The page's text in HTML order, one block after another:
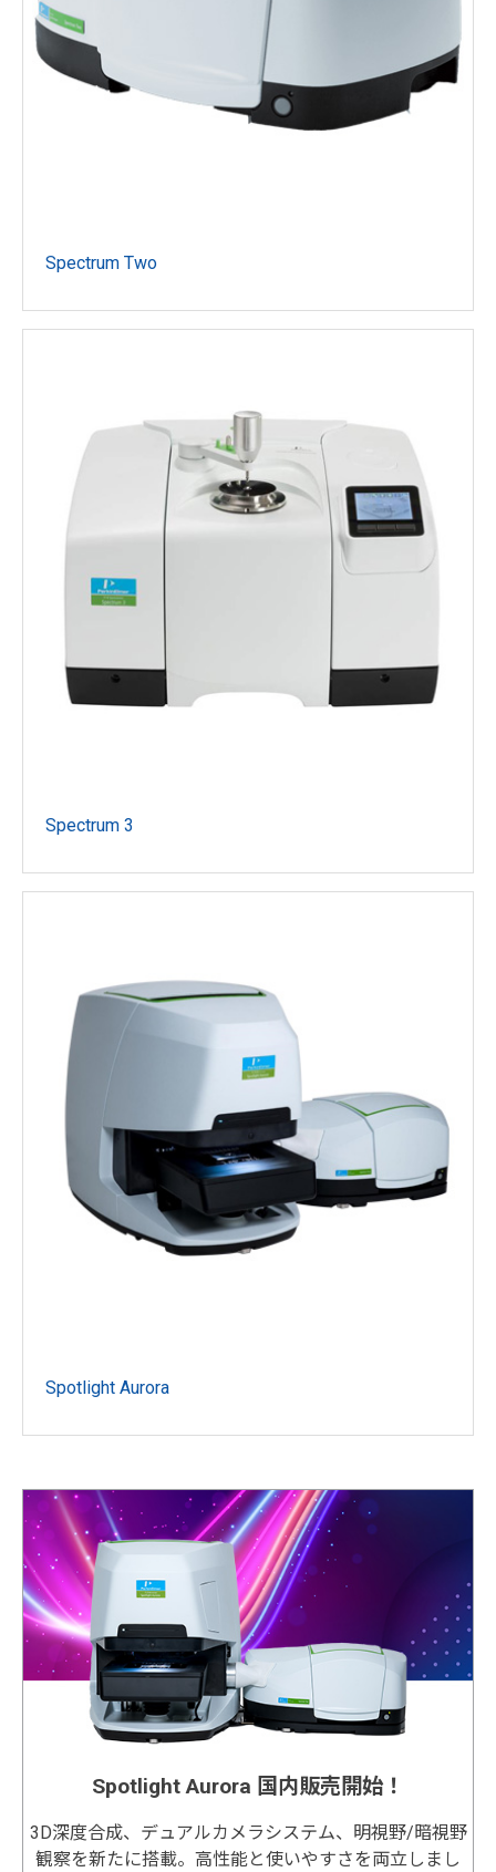
Spectrum Two
Spectrum 3
Spotlight Aurora
Spotlight Aurora 国内販売開始！
3D深度合成、デュアルカメラシステム、明視野/暗視野
観察を新たに搭載。高性能と使いやすさを両立しまし